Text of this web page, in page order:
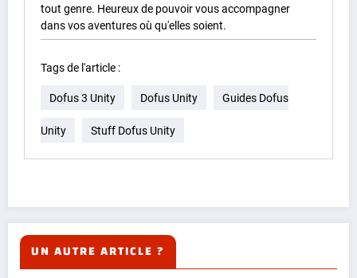
tout genre. Heureux de pouvoir vous accompagner
dans vos aventures où qu'elles soient.
Tags de l'article :
Dofus 3 Unity Dofus Unity Guides Dofus
Unity Stuff Dofus Unity
UN AUTRE ARTICLE ?